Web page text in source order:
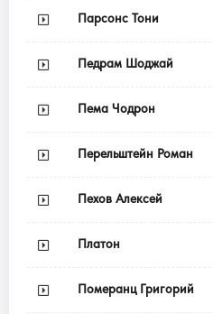
Парсонс Тони
Педрам Шоджай
Пема Чодрон
Перельштейн Роман
Пехов Алексей
Платон
Померанц Григорий